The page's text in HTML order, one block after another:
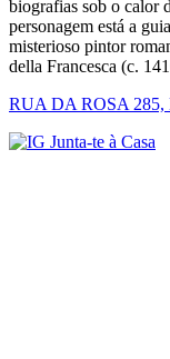
biografias sob o calor
personagem está a
misterioso pintor
della Francesca (c.
RUA DA ROSA
Junta-te à Casa